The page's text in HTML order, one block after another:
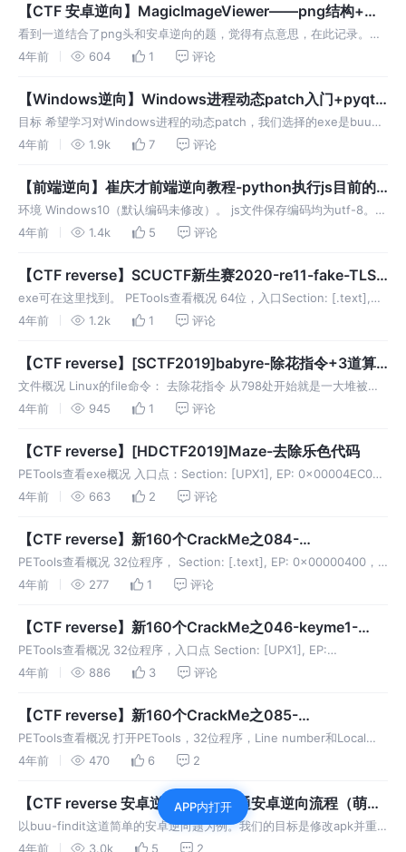
【CTF 安卓逆向】MagicImageViewer——png结构+算
法逆向
看到一道结合了png头和安卓逆向的题，觉得有点意思，在此记录。传
送门 APK文件可以在传送门处下载，也可以QQ找我要。
4年前 604 1 评论
【Windows逆向】Windows进程动态patch入门+pyqt5
搭建GUI
目标 希望学习对Windows进程的动态patch，我们选择的exe是buuoj
的“不一样的flag”。这题是迷宫题的hello world，没有加壳，没有任何
4年前 1.9k 7 评论
【前端逆向】崔庆才前端逆向教程-python执行js目前的
解决方案：自己实现微型pyexecjs
环境 Windows10（默认编码未修改）。 js文件保存编码均为utf-8。
本文要求先安装node，这也是pyexecjs的要求。本机node版本：
4年前 1.4k 5 评论
【CTF reverse】SCUCTF新生赛2020-re11-fake-TLS
反调试+算法逆向黑盒技巧
exe可在这里找到。 PETools查看概况 64位，入口Section: [.text],
EP: 0x00000428故无壳。 初步分析 载入IDA，没有找到main函数。
4年前 1.2k 1 评论
【CTF reverse】[SCTF2019]babyre-除花指令+3道算
法逆向
文件概况 Linux的file命令： 去除花指令 从798处开始就是一大堆被误
认为数据的汇编代码。难道我的逆向生涯到此为止了吗？不！右键地址
4年前 945 1 评论
【CTF reverse】[HDCTF2019]Maze-去除乐色代码
PETools查看exe概况 入口点：Section: [UPX1], EP: 0x00004EC0，
显然有upx壳。 upx壳可直接用命令脱壳：.\upx.exe -d
4年前 663 2 评论
【CTF reverse】新160个CrackMe之084-
slayer_crackme1
PETools查看概况 32位程序， Section: [.text], EP: 0x00000400，
无壳。 被逆向exe可在资源下载1下载。 作者：hans774882968以及
4年前 277 1 评论
【CTF reverse】新160个CrackMe之046-keyme1-
x64dbg调试+GetVersionExA
PETools查看概况 32位程序，入口点 Section: [UPX1], EP:
0x00012760 有upx壳，脱壳：.\upx.exe -d <your path
4年前 886 3 评论
【CTF reverse】新160个CrackMe之085-
easycrackme-IDA静态分析+x64dbg动态分析
PETools查看概况 打开PETools，32位程序，Line number和Local
Symbols已移除，Byte of machine word are reversed (high)，入口
4年前 470 6 2
【CTF reverse 安卓逆向】带你走通安卓逆向流程（萌新
向）
以buu-findit这道简单的安卓逆向题为例。我们的目标是修改apk并重
新打包+签名，让它能在安卓模拟器上正常运行，且无论输入什么字符
4年前 3.0k 5 2
APP内打开